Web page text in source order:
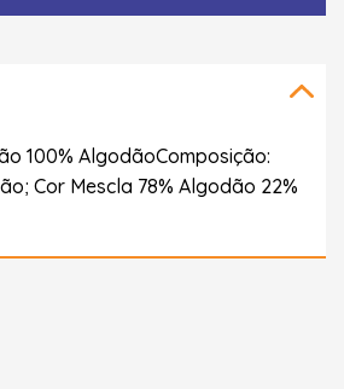
100% AlgodãoComposição:
Cor Mescla 78% Algodão 22%